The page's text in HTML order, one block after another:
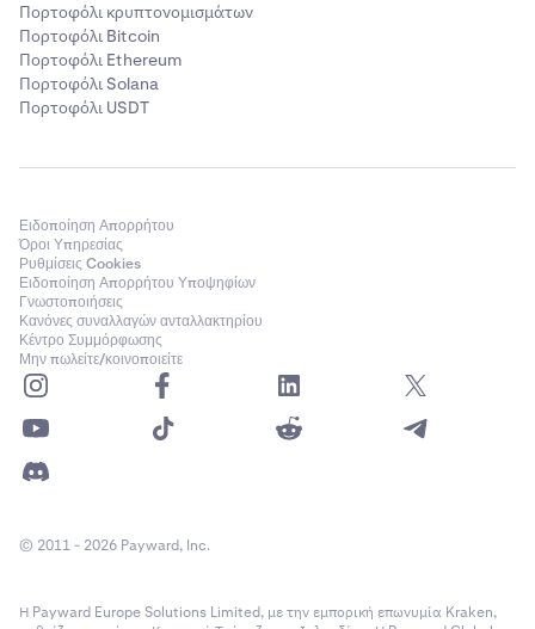
Πορτοφόλι κρυπτονομισμάτων
Πορτοφόλι Bitcoin
Πορτοφόλι Ethereum
Πορτοφόλι Solana
Πορτοφόλι USDT
Ειδοποίηση Απορρήτου
Όροι Υπηρεσίας
Ρυθμίσεις Cookies
Ειδοποίηση Απορρήτου Υποψηφίων
Γνωστοποιήσεις
Κανόνες συναλλαγών ανταλλακτηρίου
Κέντρο Συμμόρφωσης
Μην πωλείτε/κοινοποιείτε
© 2011 - 2026 Payward, Inc.
Η Payward Europe Solutions Limited, με την εμπορική επωνυμία Kraken,